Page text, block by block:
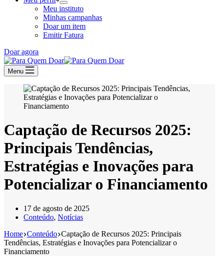
Meu instituto
Minhas campanhas
Doar um item
Emitir Fatura
Doar agora
Menu
Captação de Recursos 2025:
Principais Tendências,
Estratégias e Inovações para
Potencializar o Financiamento
17 de agosto de 2025
Conteúdo, Notícias
Home Conteúdo Captação de Recursos 2025: Principais
Tendências, Estratégias e Inovações para Potencializar o
Financiamento